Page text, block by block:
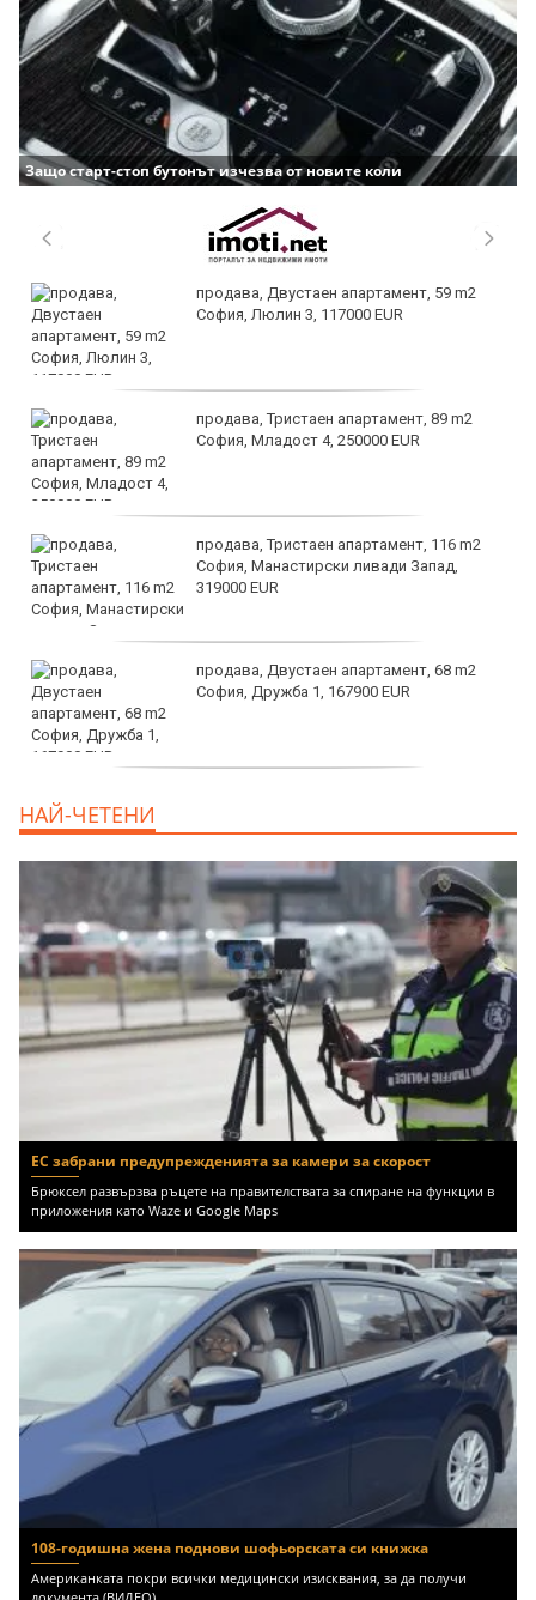
Защо старт-стоп бутонът изчезва от новите коли
продава, Двустаен апартамент, 59 m2
София, Люлин 3, 117000 EUR
продава, Тристаен апартамент, 89 m2
София, Младост 4, 250000 EUR
продава, Тристаен апартамент, 116 m2
София, Манастирски ливади Запад,
319000 EUR
продава, Двустаен апартамент, 68 m2
София, Дружба 1, 167900 EUR
НАЙ-ЧЕТЕНИ
ЕС забрани предупрежденията за камери за скорост
Брюксел развързва ръцете на правителствата за спиране на функции в
приложения като Waze и Google Maps
108-годишна жена поднови шофьорската си книжка
Американката покри всички медицински изисквания, за да получи